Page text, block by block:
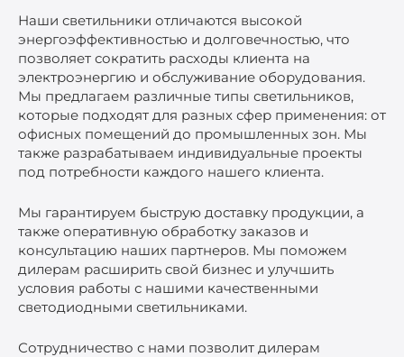
Наши светильники отличаются высокой
энергоэффективностью и долговечностью, что
позволяет сократить расходы клиента на
электроэнергию и обслуживание оборудования.
Мы предлагаем различные типы светильников,
которые подходят для разных сфер применения: от
офисных помещений до промышленных зон. Мы
также разрабатываем индивидуальные проекты
под потребности каждого нашего клиента.
Мы гарантируем быструю доставку продукции, а
также оперативную обработку заказов и
консультацию наших партнеров. Мы поможем
дилерам расширить свой бизнес и улучшить
условия работы с нашими качественными
светодиодными светильниками.
Сотрудничество с нами позволит дилерам